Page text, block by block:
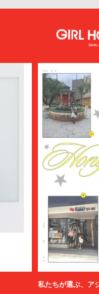
私たちが選ぶ、ア